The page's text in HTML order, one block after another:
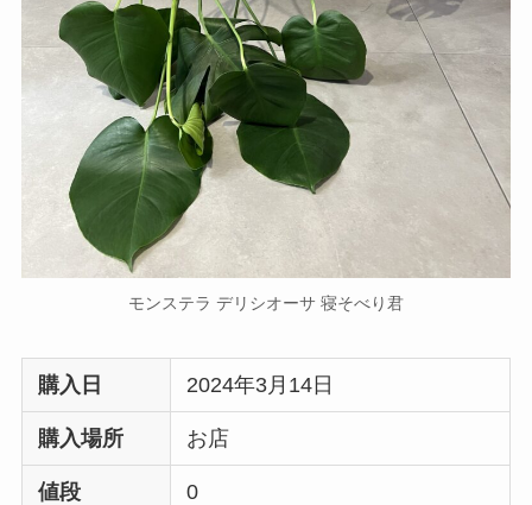
モンステラ デリシオーサ 寝そべり君
購入日 2024年3月14日
購入場所 お店
値段 0